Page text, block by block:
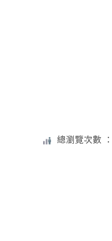
總瀏覽次數